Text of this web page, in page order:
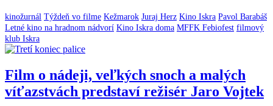
kinožurnál Týždeň vo filme Kežmarok Juraj Herz Kino Iskra Pavol Barabáš
Letné kino na hradnom nádvorí Kino Iskra doma MFFK Febiofest filmový
klub Iskra
Film o nádeji, veľkých snoch a malých
víťazstvách predstaví režisér Jaro Vojtek